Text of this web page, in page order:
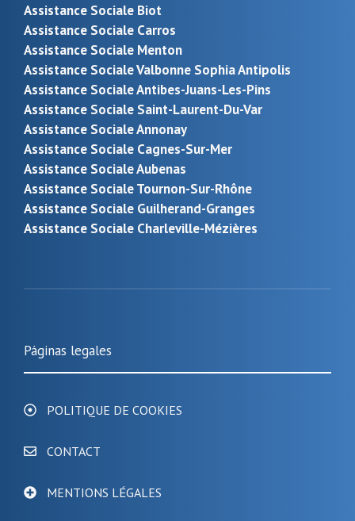
Assistance Sociale Biot
Assistance Sociale Carros
Assistance Sociale Menton
Assistance Sociale Valbonne Sophia Antipolis
Assistance Sociale Antibes-Juans-Les-Pins
Assistance Sociale Saint-Laurent-Du-Var
Assistance Sociale Annonay
Assistance Sociale Cagnes-Sur-Mer
Assistance Sociale Aubenas
Assistance Sociale Tournon-Sur-Rhône
Assistance Sociale Guilherand-Granges
Assistance Sociale Charleville-Mézières
Páginas legales
POLITIQUE DE COOKIES
CONTACT
MENTIONS LÉGALES